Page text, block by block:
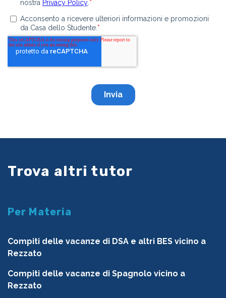
Trova altri tutor
Per Materia
Compiti delle vacanze di DSA e altri BES vicino a
Rezzato
Compiti delle vacanze di Spagnolo vicino a
Rezzato